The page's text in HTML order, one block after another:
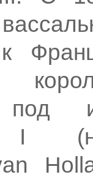
под
I